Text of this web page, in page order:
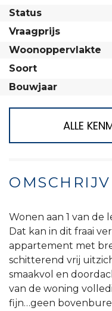
Status
Vraagprijs
Woonoppervlakte
Soort
Bouwjaar
ALLE
Wonen aan 1 van de
Dat kan in dit fraai
appartement met
schitterend vrij
smaakvol en
van de woning
fijn…geen